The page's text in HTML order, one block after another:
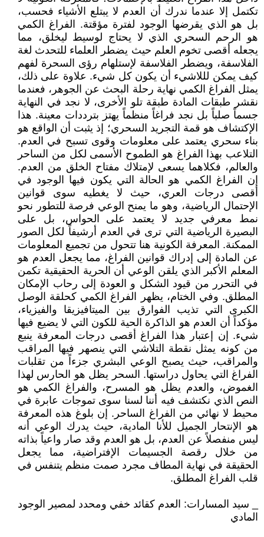
تكتمل إلا عندما ندرك أن العدم لا يبتلع الأشياء فحسب،
بل هو الذي يقرضها الوجود لفترة مؤقتة. الفراغ الكمي
هو الرحم السحري الذي لا يحتاج لوسيط ليخلق، مما
يجعله أقصى تخوم العلم حيث يضطر العلماء للتحدث لغة
الفلاسفة، ويضطر الفلاسفة لإستلهام رؤى السحرة لفهم
كيف يمكن لللاشيء أن يكون كل شيء. علاوة على ذلك،
يمثل الفراغ الكمي نهاية رحلة البحث عن الجوهر، فعندما
نقشر طبقات المادة طبقة تلو الأخرى، لا نجد في النهاية
جسماً صلباً بل نجد فراغاً منظماً يهتز بترددات معينة. هذا
الإكتشاف هو قمة التجريد السحري؛ إذ يثبت أن الواقع هو
بناء سحري يعتمد على معلومات وقوى تسبح في العدم.
التلاعب بهذا الفراغ هو الطموح الأسمى لكل من الساحر
والعالم، فكلاهما يسعى لإمتلاك مفتاح الخلق من العدم.
إن الفراغ الكمي هو الحالة التي يكون فيها الوجود في
أقصى درجات العري، حيث لا يغطيه سوى قوانين
الإحتمال الرياضية، وهو ما يمنح الوعي فرصة للتطور نحو
نمط معرفي جديد لا يعتمد على الحواس، بل على
البصيرة الرياضية التي ترى في العدم أرشيفاً لكل الصور
الممكنة. المعرفة الكونية هنا تتحول من تجميع المعلومات
عن المادة إلى إدراك قوانين الفراغ، مما يجعل العدم هو
المعلم الأكبر الذي يلقن الوعي أن الحرية الحقيقية تكمن
في التحرر من قيود الشكل و العودة إلى رحاب الإمكان
المطلق. وفي الختام، يظهر الفراغ الكمي كحلقة الوصل
الكبرى التي تذيب الفوارق بين الميتافيزيقا والفيزياء،
مؤكداً أن العدم هو الذاكرة الحية للكون التي لا يضيع فيها
شيء. إن إعتبار هذا الفراغ أقصى درجات المعرفة ينبع
من كونه يمثل نقطة التلاشي التي ينصهر فيها المراقب
والمراقب، حيث يصبح الوعي البشري جزءاً من تقلبات
الفراغ التي يحاول دراستها. السحر يظل هو الحارس لهذا
الغموض، والعدم يظل هو المسرح، والفراغ الكمي هو
النص الذي نكتشف فيه أننا لسنا سوى تموجات عابرة في
محيط لا نهائي من الفراغ الساحر. إن بلوغ هذه المعرفة
هو الإنتحار الجميل للأنا المادية، حيث يدرك الوعي أنه
ليس منفصلاً عن العدم، بل هو العدم وقد صار واعياً بذاته
من خلال رقصة الجسيمات الإفتراضية، مما يجعل
الحقيقة في نهاية المطاف مجرد صمت منظم يتنفس في
قلب الفراغ المطلق.
_ سيد المسارات: العدم كقائد خفي ومحدد لمصير الوجود
المادي